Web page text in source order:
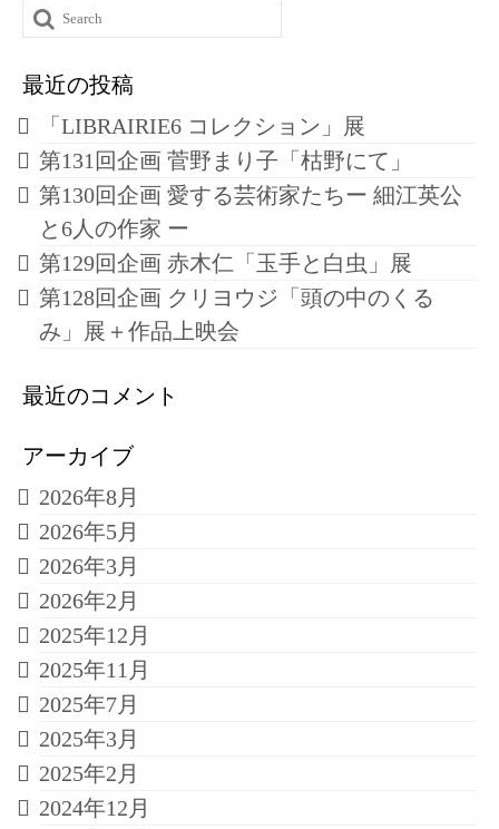
Search
for:
最近の投稿
「LIBRAIRIE6 コレクション」展
第131回企画 菅野まり子「枯野にて」
第130回企画 愛する芸術家たちー 細江英公
と6人の作家 ー
第129回企画 赤木仁「玉手と白虫」展
第128回企画 クリヨウジ「頭の中のくる
み」展＋作品上映会
最近のコメント
アーカイブ
2026年8月
2026年5月
2026年3月
2026年2月
2025年12月
2025年11月
2025年7月
2025年3月
2025年2月
2024年12月